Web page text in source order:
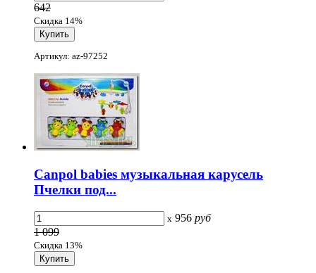
642
Скидка 14%
Артикул: az-97252
Canpol babies музыкальная карусель
Пчелки под...
x 956 руб
1 099
Скидка 13%